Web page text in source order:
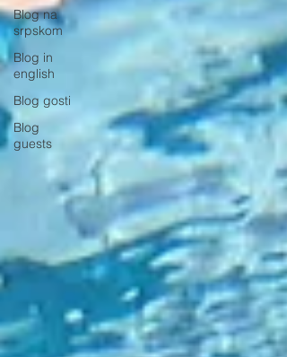
Blog na
srpskom
Blog in
english
Blog gosti
Blog
guests